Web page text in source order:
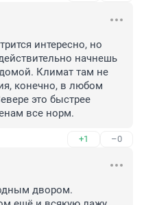
интересно, но
начнешь
Климат там не
конечно, в любом
это быстрее
все норм.
+1 –0
двором.